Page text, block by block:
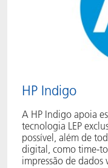
HP Indigo
A HP Indigo apoia
tecnologia LEP
possível, além de
digital, como time-
impressão de dados